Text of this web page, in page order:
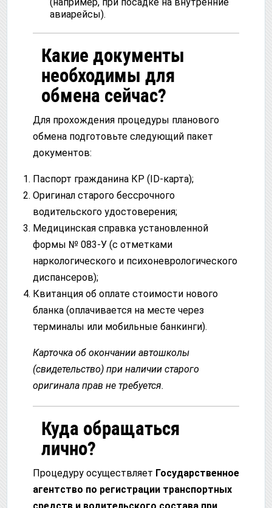
авиарейсы).
Какие документы
необходимы для
обмена сейчас?
Для прохождения процедуры планового
обмена подготовьте следующий пакет
документов:
Паспорт гражданина КР (ID-карта);
Оригинал старого бессрочного
водительского удостоверения;
Медицинская справка установленной
формы № 083-У (с отметками
наркологического и психоневрологического
диспансеров);
Квитанция об оплате стоимости нового
бланка (оплачивается на месте через
терминалы или мобильные банкинги).
Карточка об окончании автошколы
(свидетельство) при наличии старого
оригинала прав не требуется.
Куда обращаться
лично?
Процедуру осуществляет Государственное
агентство по регистрации транспортных